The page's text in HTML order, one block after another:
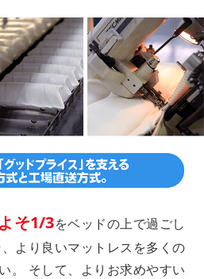
そ1/3をベッドの上で過ごし
より良いマットレスを多くの
。 そして、よりお求めやすい